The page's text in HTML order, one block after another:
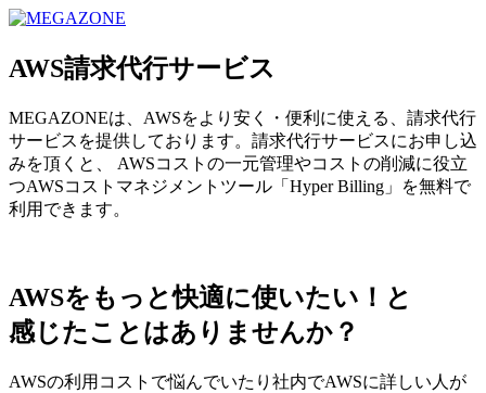
AWS請求代行サービス
MEGAZONEは、AWSをより安く・便利に使える、請求代行
サービスを提供しております。請求代行サービスにお申し込
みを頂くと、 AWSコストの一元管理やコストの削減に役立
つAWSコストマネジメントツール「Hyper Billing」を無料で
利用できます。
AWSをもっと快適に使いたい！と
感じたことはありませんか？
AWSの利用コストで悩んでいたり社内でAWSに詳しい人が